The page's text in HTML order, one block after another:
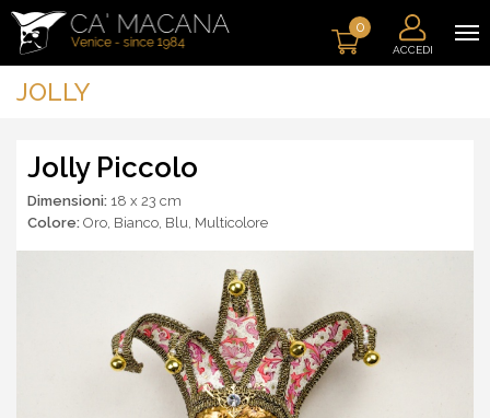
0
ACCEDI
JOLLY
Jolly Piccolo
Dimensioni: 18 x 23 cm
Colore: Oro, Bianco, Blu, Multicolore